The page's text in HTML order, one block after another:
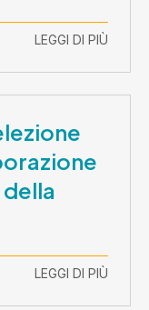
LEGGI DI PIÙ
LEGGI DI PIÙ